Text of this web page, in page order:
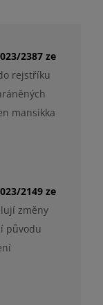
2387 ze
rejstříku
mansikka
2149 ze
změny
původu